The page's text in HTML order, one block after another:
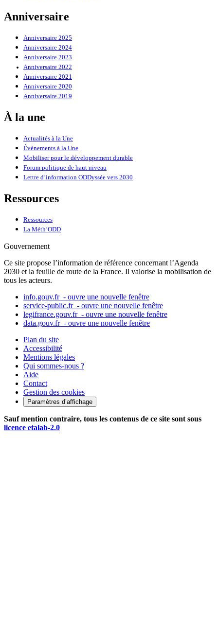
Anniversaire
Anniversaire 2025
Anniversaire 2024
Anniversaire 2023
Anniversaire 2022
Anniversaire 2021
Anniversaire 2020
Anniversaire 2019
À la une
Actualités à la Une
Événements à la Une
Mobiliser pour le développement durable
Forum politique de haut niveau
Lettre d’information ODDyssée vers 2030
Ressources
Ressources
La Méth’ODD
Gouvernement
Ce site propose l’information de référence concernant l’Agenda
2030 et la feuille de route de la France. Il valorise la mobilisation de
tous les acteurs.
info.gouv.fr - ouvre une nouvelle fenêtre
service-public.fr - ouvre une nouvelle fenêtre
legifrance.gouv.fr - ouvre une nouvelle fenêtre
data.gouv.fr - ouvre une nouvelle fenêtre
Plan du site
Accessibilité
Mentions légales
Qui sommes-nous ?
Aide
Contact
Gestion des cookies
Paramètres d’affichage
Sauf mention contraire, tous les contenus de ce site sont sous
licence etalab-2.0